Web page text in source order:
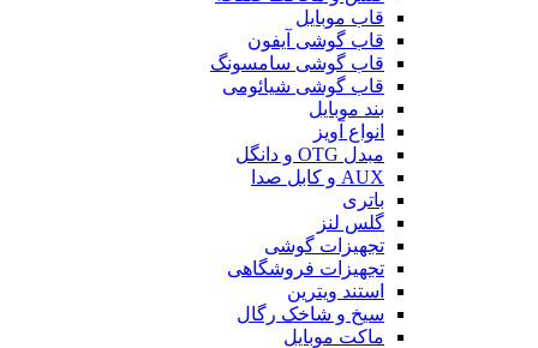
قاب موبایل
قاب گوشی آیفون
قاب گوشی سامسونگ
قاب گوشی شیائومی
بند موبایل
انواع آویز
مبدل OTG و دانگل
AUX و کابل صدا
باتری
گلس لنز
تجهیزات گوشی
تجهیزات فروشگاهی
استند ویترین
سیخ و شاخک رگال
ماکت موبایل